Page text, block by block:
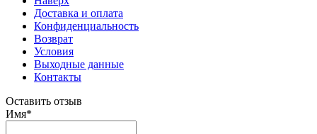
Доставка и оплата
Конфиденциальность
Возврат
Условия
Выходные данные
Контакты
Оставить отзыв
Имя*